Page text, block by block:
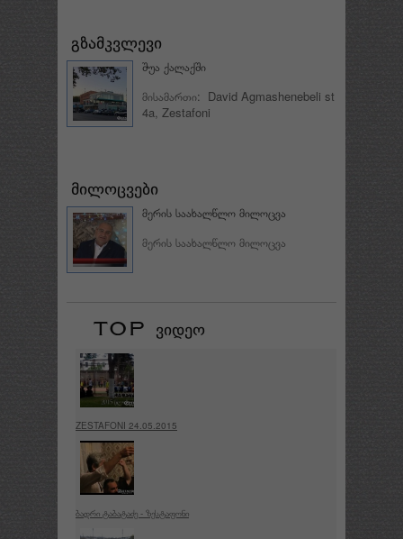
შუა ქალაქში
მისამართი: David Agmashenebeli st
4a, Zestafoni
მერის საახალწლო მილოცვა
მერის საახალწლო მილოცვა
ZESTAFONI 24.05.2015
ბადრი ტაბატაძე - ზესტაფონი